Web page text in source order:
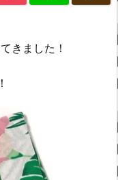
きました！